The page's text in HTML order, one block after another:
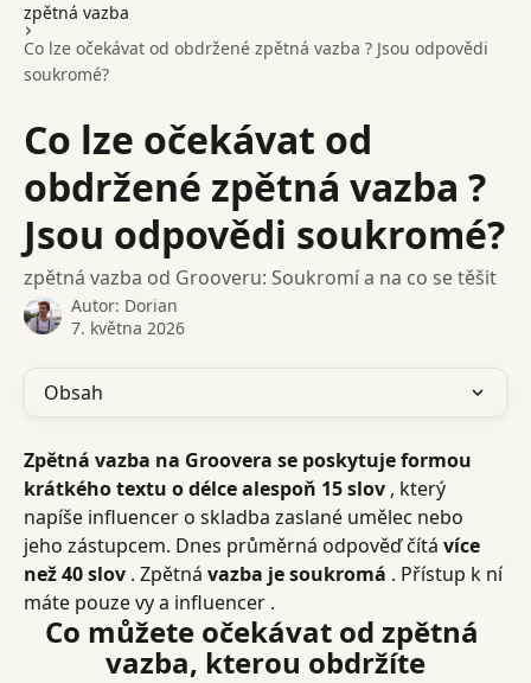
zpětná vazba
Co lze očekávat od obdržené zpětná vazba ? Jsou odpovědi
soukromé?
Co lze očekávat od
obdržené zpětná vazba ?
Jsou odpovědi soukromé?
zpětná vazba od Grooveru: Soukromí a na co se těšit
Autor: Dorian
7. května 2026
Obsah
Zpětná vazba na Groovera se poskytuje formou
krátkého textu o délce alespoň 15 slov , který
napíše influencer o skladba zaslané umělec nebo
jeho zástupcem. Dnes průměrná odpověď čítá více
než40 slov . Zpětná vazba je soukromá . Přístup k ní
máte pouze vy a influencer .
Co můžete očekávat od zpětná
vazba, kterou obdržíte